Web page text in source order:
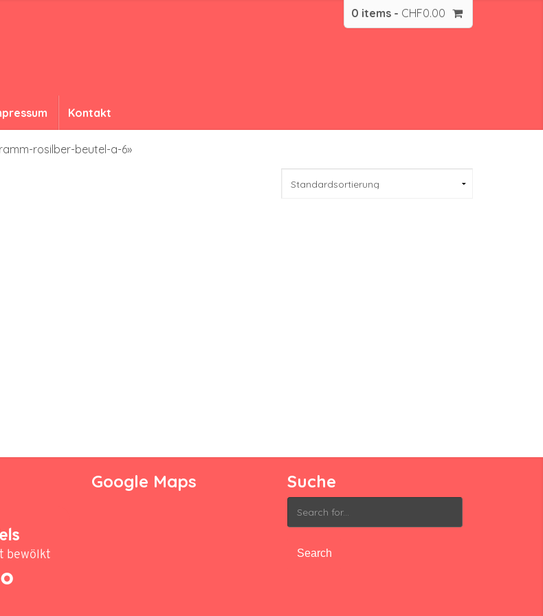
0 items - CHF0.00
Kontakt
rosilber-beutel-a-6»
bewölkt
Google Maps Suche
Search
for: